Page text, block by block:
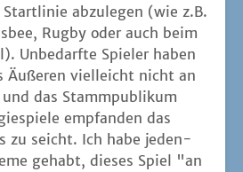
abzu­le­gen (wie z.B.
Rug­by oder auch beim
Unbe­darf­te Spie­ler haben
Äuße­ren viel­leicht nicht an
das Stamm­pu­bli­kum
emp­fan­den das
zu seicht. Ich habe jeden­
gehabt, die­ses Spiel "an